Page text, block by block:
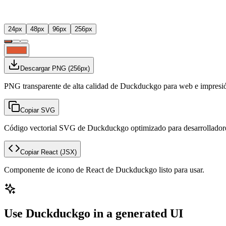
24px 48px 96px 256px
Descargar PNG (256px)
PNG transparente de alta calidad de Duckduckgo para web e
Copiar SVG
Código vectorial SVG de Duckduckgo optimizado para
Copiar React (JSX)
Componente de icono de React de Duckduckgo listo para usar.
Use Duckduckgo in a generated UI